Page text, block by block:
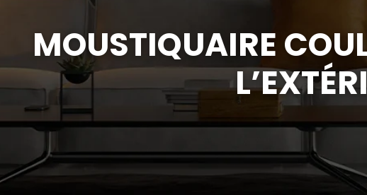
MOUSTIQUAIRE